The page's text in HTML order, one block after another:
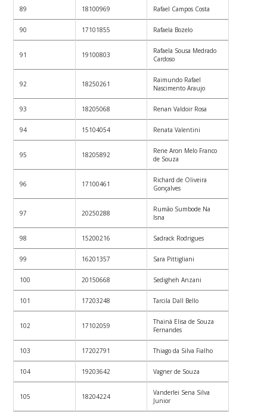
89 18100969 Rafael Campos Costa
90 17101855 Rafaela Bozelo
91 19100803
Rafaela Sousa Medrado
Cardoso
92 18250261
Raimundo Rafael
Nascimento Araujo
93 18205068 Renan Valdoir Rosa
94 15104054 Renata Valentini
95 18205892
Rene Aron Melo Franco
de Souza
96 17100461
Richard de Oliveira
Gonçalves
97 20250288
Rumão Sumbode Na
Isna
98 15200216 Sadrack Rodrigues
99 16201357 Sara Pittigliani
100 20150668 Sedigheh Anzani
101 17203248 Tarcila Dall Bello
102 17102059
Thainá Elisa de Souza
Fernandes
103 17202791 Thiago da Silva Fialho
104 19203642 Vagner de Souza
105 18204224
Vanderlei Sena Silva
Junior